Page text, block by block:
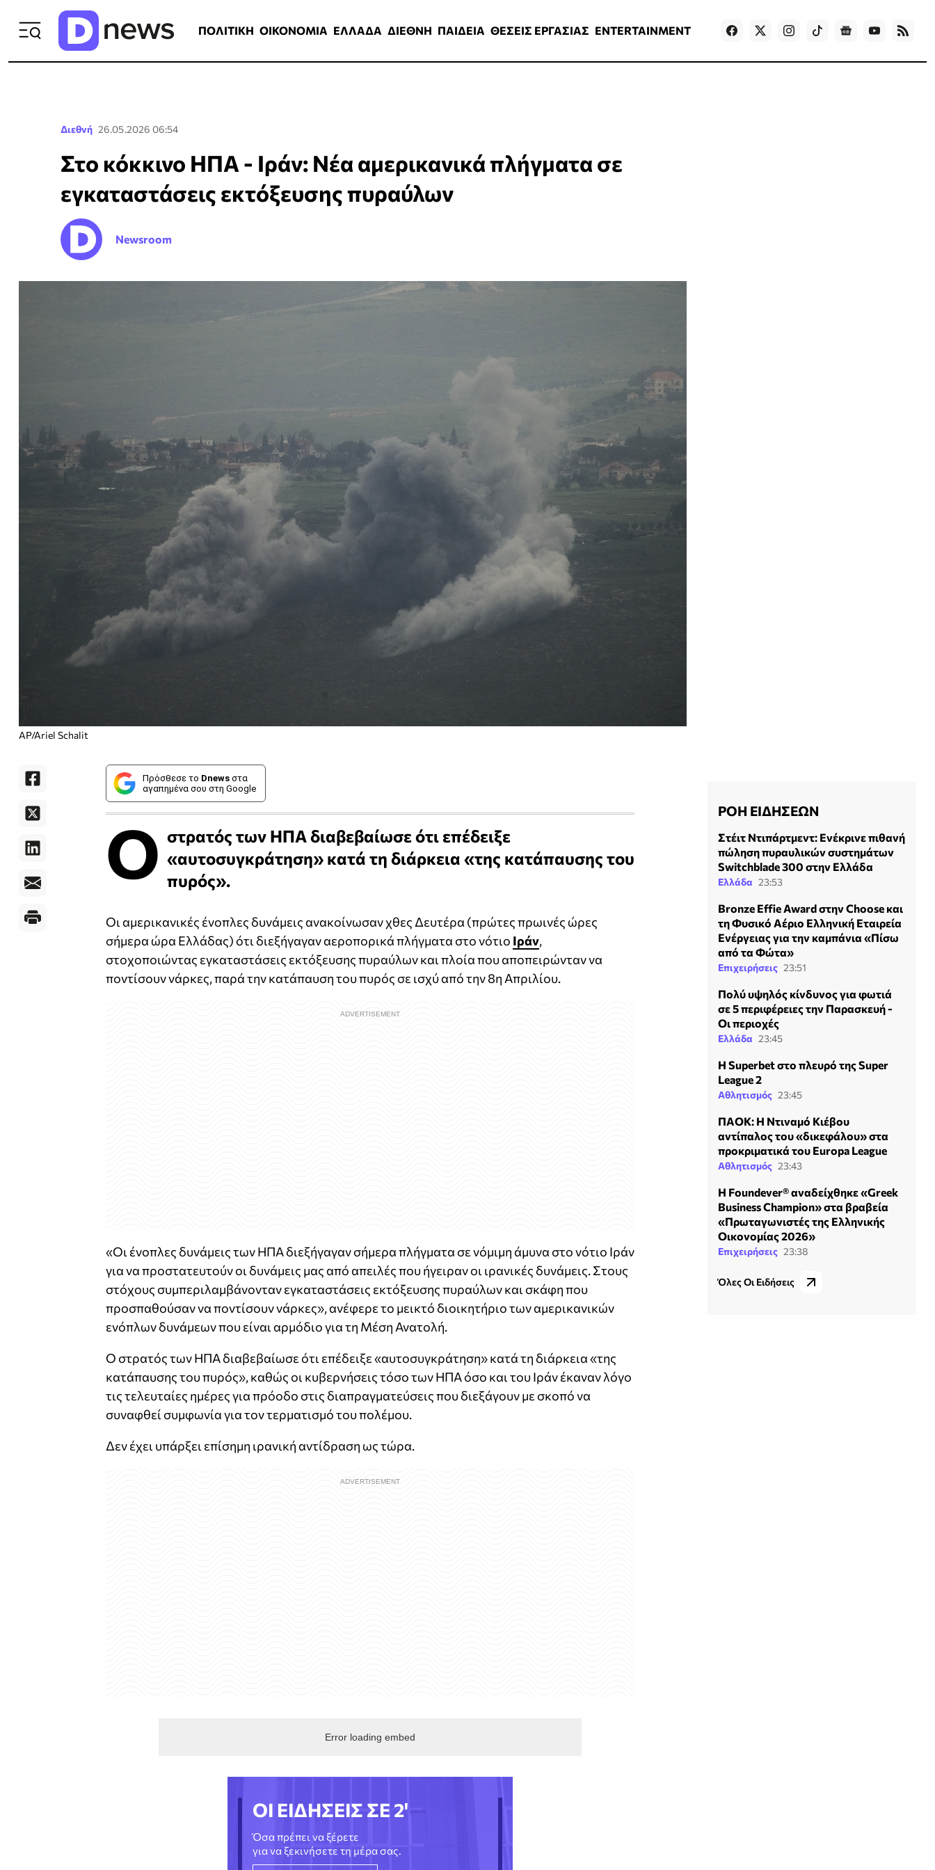
ΠΟΛΙΤΙΚΗ ΟΙΚΟΝΟΜΙΑ ΕΛΛΑΔΑ ΔΙΕΘΝΗ ΠΑΙΔΕΙΑ ΘΕΣΕΙΣ ΕΡΓΑΣΙΑΣ ENTERTAINMENT Games
Διεθνή 26.05.2026 06:54
Στο κόκκινο ΗΠΑ - Ιράν: Νέα αμερικανικά πλήγματα σε
εγκαταστάσεις εκτόξευσης πυραύλων
Newsroom
AP/Ariel Schalit
Πρόσθεσε το Dnews στα
αγαπημένα σου στη Google
Ο στρατός των ΗΠΑ διαβεβαίωσε ότι επέδειξε
«αυτοσυγκράτηση» κατά τη διάρκεια «της κατάπαυσης του
πυρός».
Οι αμερικανικές ένοπλες δυνάμεις ανακοίνωσαν χθες Δευτέρα (πρώτες πρωινές ώρες
σήμερα ώρα Ελλάδας) ότι διεξήγαγαν αεροπορικά πλήγματα στο νότιο Ιράν,
στοχοποιώντας εγκαταστάσεις εκτόξευσης πυραύλων και πλοία που αποπειρώνταν να
ποντίσουν νάρκες, παρά την κατάπαυση του πυρός σε ισχύ από την 8η Απριλίου.
«Οι ένοπλες δυνάμεις των ΗΠΑ διεξήγαγαν σήμερα πλήγματα σε νόμιμη άμυνα στο νότιο Ιράν
για να προστατευτούν οι δυνάμεις μας από απειλές που ήγειραν οι ιρανικές δυνάμεις. Στους
στόχους συμπεριλαμβάνονταν εγκαταστάσεις εκτόξευσης πυραύλων και σκάφη που
προσπαθούσαν να ποντίσουν νάρκες», ανέφερε το μεικτό διοικητήριο των αμερικανικών
ενόπλων δυνάμεων που είναι αρμόδιο για τη Μέση Ανατολή.
Ο στρατός των ΗΠΑ διαβεβαίωσε ότι επέδειξε «αυτοσυγκράτηση» κατά τη διάρκεια «της
κατάπαυσης του πυρός», καθώς οι κυβερνήσεις τόσο των ΗΠΑ όσο και του Ιράν έκαναν λόγο
τις τελευταίες ημέρες για πρόοδο στις διαπραγματεύσεις που διεξάγουν με σκοπό να
συναφθεί συμφωνία για τον τερματισμό του πολέμου.
Δεν έχει υπάρξει επίσημη ιρανική αντίδραση ως τώρα.
Error loading embed
ΟΙ ΕΙΔΗΣΕΙΣ ΣΕ 2'
Όσα πρέπει να ξέρετε
για να ξεκινήσετε τη μέρα σας.
ΡΟΗ ΕΙΔΗΣΕΩΝ
Στέιτ Ντιπάρτμεντ: Ενέκρινε πιθανή
πώληση πυραυλικών συστημάτων
Switchblade 300 στην Ελλάδα
Ελλάδα 23:53
Bronze Effie Award στην Choose και
τη Φυσικό Αέριο Ελληνική Εταιρεία
Ενέργειας για την καμπάνια «Πίσω
από τα Φώτα»
Επιχειρήσεις 23:51
Πολύ υψηλός κίνδυνος για φωτιά
σε 5 περιφέρειες την Παρασκευή -
Οι περιοχές
Ελλάδα 23:45
Η Superbet στο πλευρό της Super
League 2
Αθλητισμός 23:45
ΠΑΟΚ: Η Ντιναμό Κιέβου
αντίπαλος του «δικεφάλου» στα
προκριματικά του Europa League
Αθλητισμός 23:43
Η Foundever® αναδείχθηκε «Greek
Business Champion» στα βραβεία
«Πρωταγωνιστές της Ελληνικής
Οικονομίας 2026»
Επιχειρήσεις 23:38
Όλες Οι Ειδήσεις